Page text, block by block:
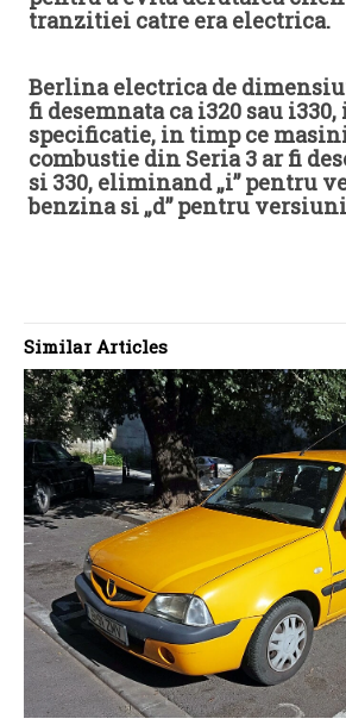
tranzitiei catre era electrica.
Berlina electrica de
fi desemnata ca i320 sau
specificatie, in timp ce
combustie din Seria 3 ar fi
si 330, eliminand „i” pentru
benzina si „d” pentru
Similar Articles